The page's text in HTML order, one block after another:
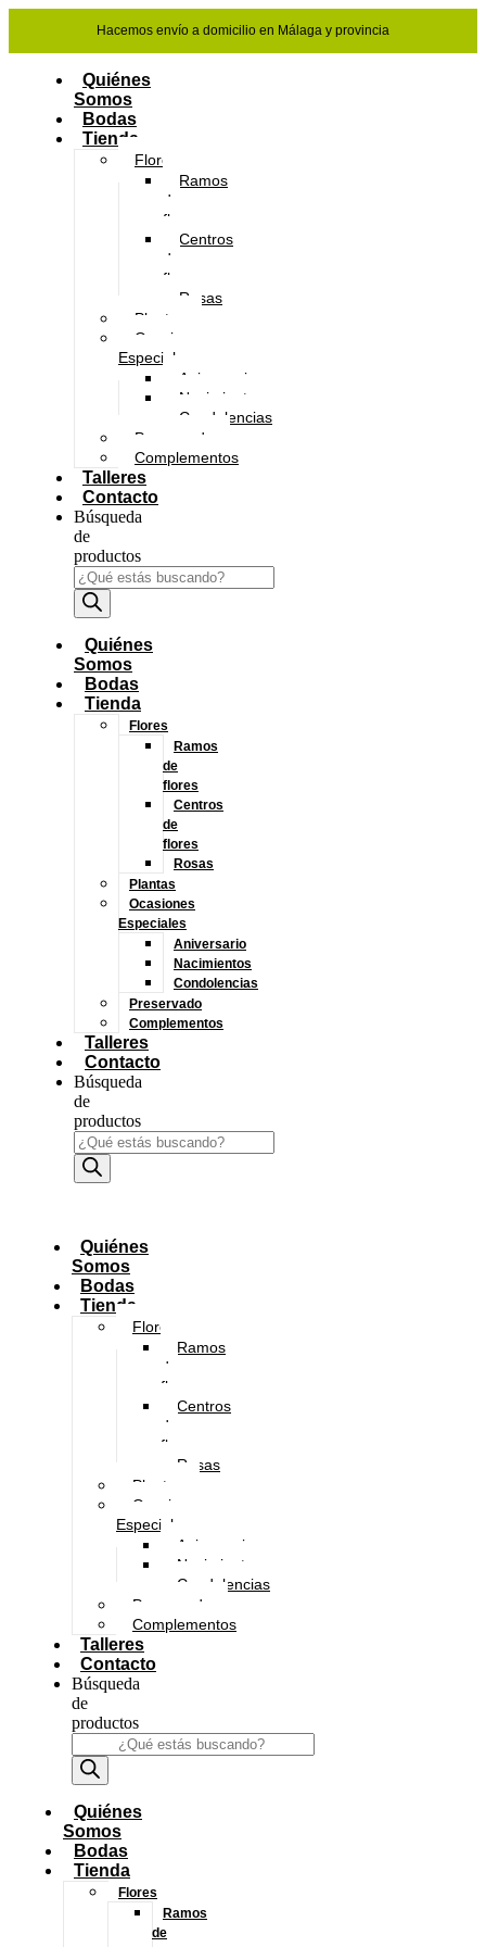
Hacemos envío a domicilio en Málaga y provincia
Quiénes
Somos
Bodas
Tienda
Flores
Ramos
de
flores
Centros
de
flores
Rosas
Plantas
Ocasiones
Especiales
Aniversario
Nacimientos
Condolencias
Preservado
Complementos
Talleres
Contacto
Búsqueda
de
productos
Quiénes
Somos
Bodas
Tienda
Flores
Ramos
de
flores
Centros
de
flores
Rosas
Plantas
Ocasiones
Especiales
Aniversario
Nacimientos
Condolencias
Preservado
Complementos
Talleres
Contacto
Búsqueda
de
productos
Quiénes
Somos
Bodas
Tienda
Flores
Ramos
de
flores
Centros
de
flores
Rosas
Plantas
Ocasiones
Especiales
Aniversario
Nacimientos
Condolencias
Preservado
Complementos
Talleres
Contacto
Búsqueda
de
productos
Quiénes
Somos
Bodas
Tienda
Flores
Ramos
de